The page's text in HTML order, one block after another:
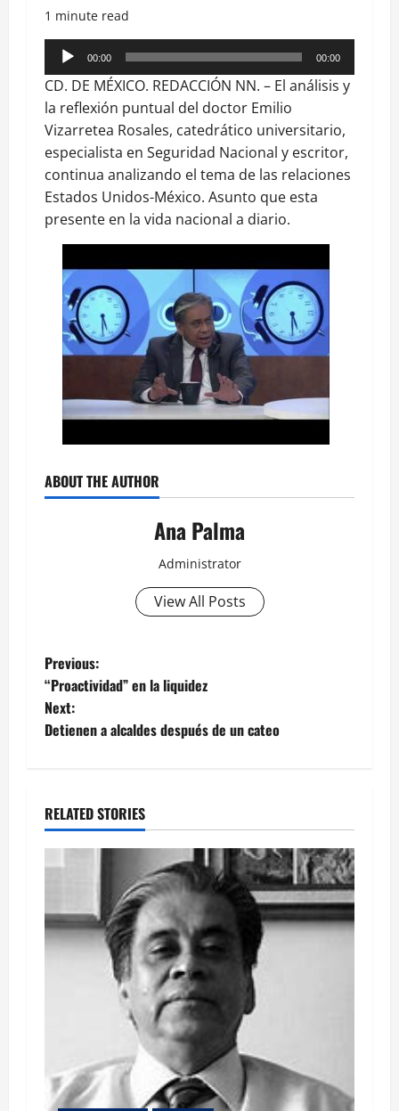
1 minute read
Reproductor
de
audio
00:00 00:00
CD. DE MÉXICO. REDACCIÓN NN. – El análisis y
la reflexión puntual del doctor Emilio
Vizarretea Rosales, catedrático universitario,
especialista en Seguridad Nacional y escritor,
continua analizando el tema de las relaciones
Estados Unidos-México. Asunto que esta
presente en la vida nacional a diario.
ABOUT THE AUTHOR
Ana Palma
Administrator
View All Posts
Post
navigation
Previous:
“Proactividad” en la liquidez
Next:
Detienen a alcaldes después de un cateo
RELATED STORIES